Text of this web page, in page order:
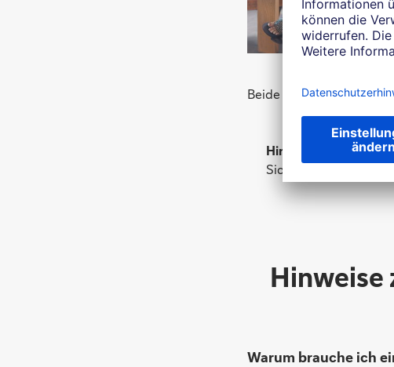
Beide Verfahren sind
Hinweis:
Von jetzt an
Sicherheitsverfahren
Hinweise
Warum brauche ich